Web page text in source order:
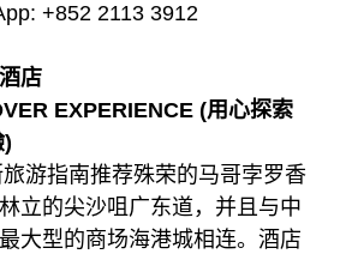
+852 2113 3912
店
EXPERIENCE (用心探索
游指南推荐殊荣的马哥孛罗香
立的尖沙咀广东道，并且与中
大型的商场海港城相连。酒店